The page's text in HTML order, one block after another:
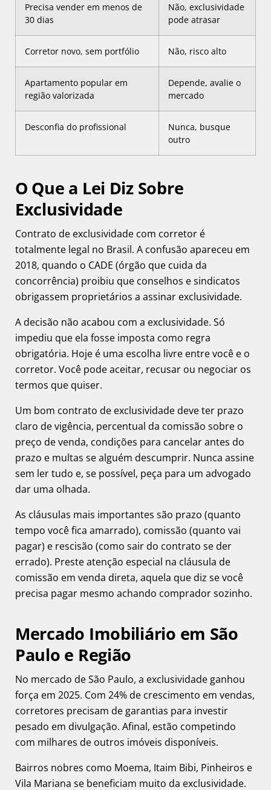
Precisa vender em menos de
30 dias
Não, exclusividade
pode atrasar
Corretor novo, sem portfólio Não, risco alto
Apartamento popular em
região valorizada
Depende, avalie o
mercado
Desconfia do profissional
Nunca, busque
outro
O Que a Lei Diz Sobre
Exclusividade
Contrato de exclusividade com corretor é
totalmente legal no Brasil. A confusão apareceu em
2018, quando o CADE (órgão que cuida da
concorrência) proibiu que conselhos e sindicatos
obrigassem proprietários a assinar exclusividade.
A decisão não acabou com a exclusividade. Só
impediu que ela fosse imposta como regra
obrigatória. Hoje é uma escolha livre entre você e o
corretor. Você pode aceitar, recusar ou negociar os
termos que quiser.
Um bom contrato de exclusividade deve ter prazo
claro de vigência, percentual da comissão sobre o
preço de venda, condições para cancelar antes do
prazo e multas se alguém descumprir. Nunca assine
sem ler tudo e, se possível, peça para um advogado
dar uma olhada.
As cláusulas mais importantes são prazo (quanto
tempo você fica amarrado), comissão (quanto vai
pagar) e rescisão (como sair do contrato se der
errado). Preste atenção especial na cláusula de
comissão em venda direta, aquela que diz se você
precisa pagar mesmo achando comprador sozinho.
Mercado Imobiliário em São
Paulo e Região
No mercado de São Paulo, a exclusividade ganhou
força em 2025. Com 24% de crescimento em vendas,
corretores precisam de garantias para investir
pesado em divulgação. Afinal, estão competindo
com milhares de outros imóveis disponíveis.
Bairros nobres como Moema, Itaim Bibi, Pinheiros e
Vila Mariana se beneficiam muito da exclusividade.